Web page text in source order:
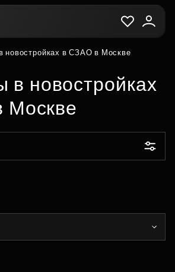
новостройках в СЗАО в Москве
в новостройках
Москве